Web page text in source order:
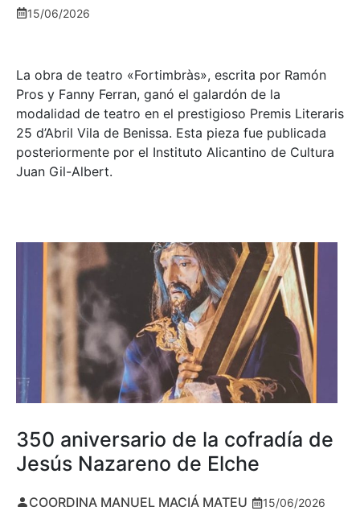
15/06/2026
La obra de teatro «Fortimbràs», escrita por Ramón
Pros y Fanny Ferran, ganó el galardón de la
modalidad de teatro en el prestigioso Premis Literaris
25 d’Abril Vila de Benissa. Esta pieza fue publicada
posteriormente por el Instituto Alicantino de Cultura
Juan Gil-Albert.
350 aniversario de la cofradía de
Jesús Nazareno de Elche
COORDINA MANUEL MACIÁ MATEU 15/06/2026